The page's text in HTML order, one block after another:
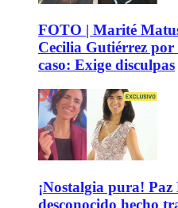
FOTO | Marité
Cecilia Gutiérrez
caso: Exige disculpas
¡Nostalgia pura! Paz
desconocido hecho